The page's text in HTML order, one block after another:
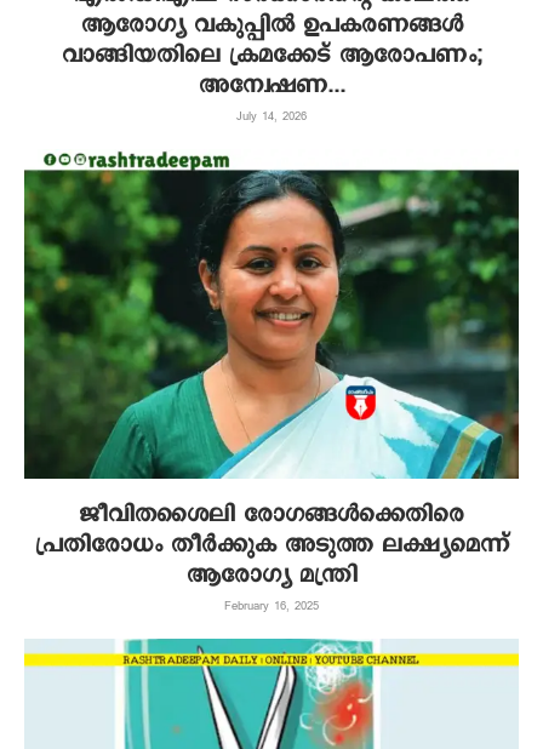
ആരോഗ്യ വകുപ്പില്‍ ഉപകരണങ്ങള്‍
വാങ്ങിയതിലെ ക്രമക്കേട് ആരോപണം;
അന്വേഷണ...
July 14, 2026
ജീവിതശൈലി രോഗങ്ങൾക്കെതിരെ
പ്രതിരോധം തീർക്കുക അടുത്ത ലക്ഷ്യമെന്ന്
ആരോഗ്യ മന്ത്രി
February 16, 2025